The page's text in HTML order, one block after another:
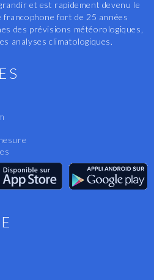
et est rapidement devenu le
francophone fort de 25 années
des prévisions météorologiques,
analyses climatologiques.